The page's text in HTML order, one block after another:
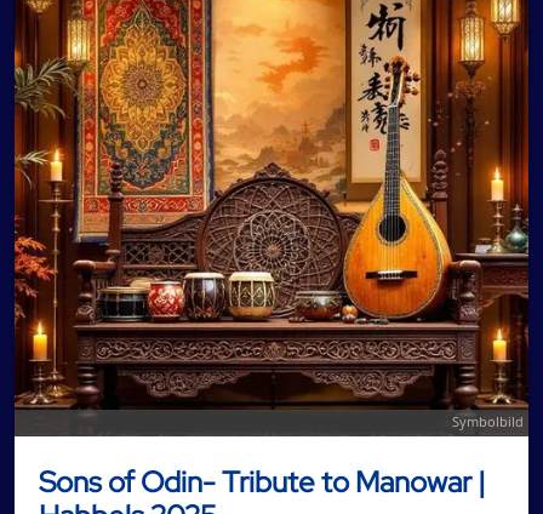
Symbolbild
Sons of Odin- Tribute to Manowar |